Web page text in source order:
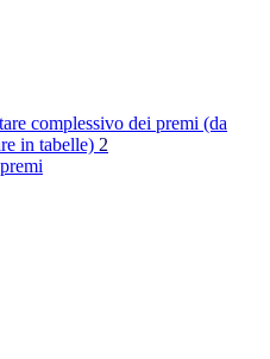
complessivo dei premi (da
in tabelle) 2